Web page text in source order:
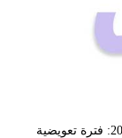
أبرز أحداث الأسبوع الأخير من شهر حزيران/يونيو2017: فترة تعويضية